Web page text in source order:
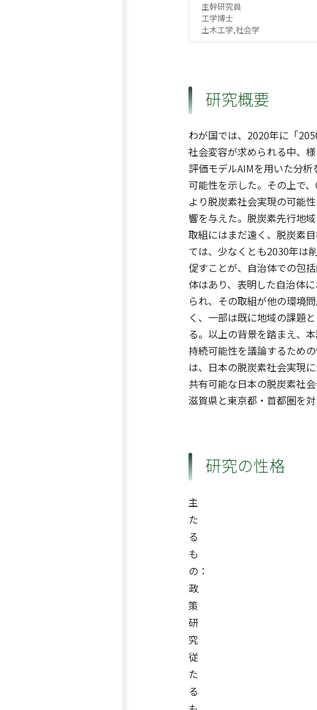
主幹研究員
工学博士
土木工学,社会学
研究概要
わが国では、2020年に「
社会変容が求められる中、
評価モデルAIMを用いた分
可能性を示した。その上で
より脱炭素社会実現の可能
響を与えた。脱炭素先行地
取組にはまだ遠く、脱炭素
ては、少なくとも2030年は
促すことが、自治体での包
体はあり、表明した自治体
られ、その取組が他の環境
く、一部は既に地域の課題
る。以上の背景を踏まえ、
持続可能性を議論するため
は、日本の脱炭素社会実現
共有可能な日本の脱炭素社
滋賀県と東京都・首都圏を対
研究の性格
主
た
る
も
の：
政
策
研
究
従
た
る